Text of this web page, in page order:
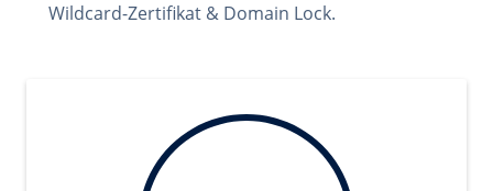
Wildcard-Zertifikat & Domain Lock.